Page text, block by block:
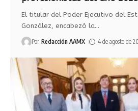
El titular del Poder Ejecutivo del
González, encabezó la…
Por Redacción AAMX 4 de agosto de